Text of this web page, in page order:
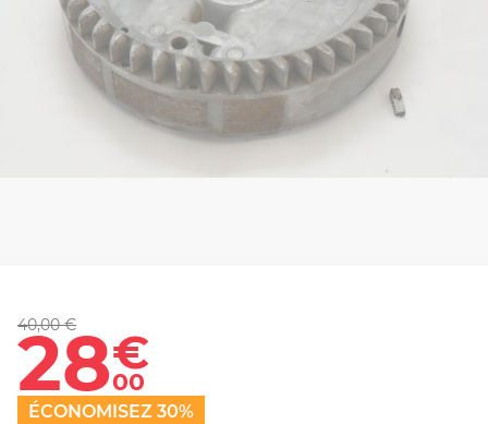
40,00 €
28€
00
ÉCONOMISEZ 30%